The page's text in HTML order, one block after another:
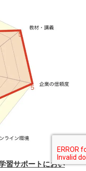
習サポートにおい